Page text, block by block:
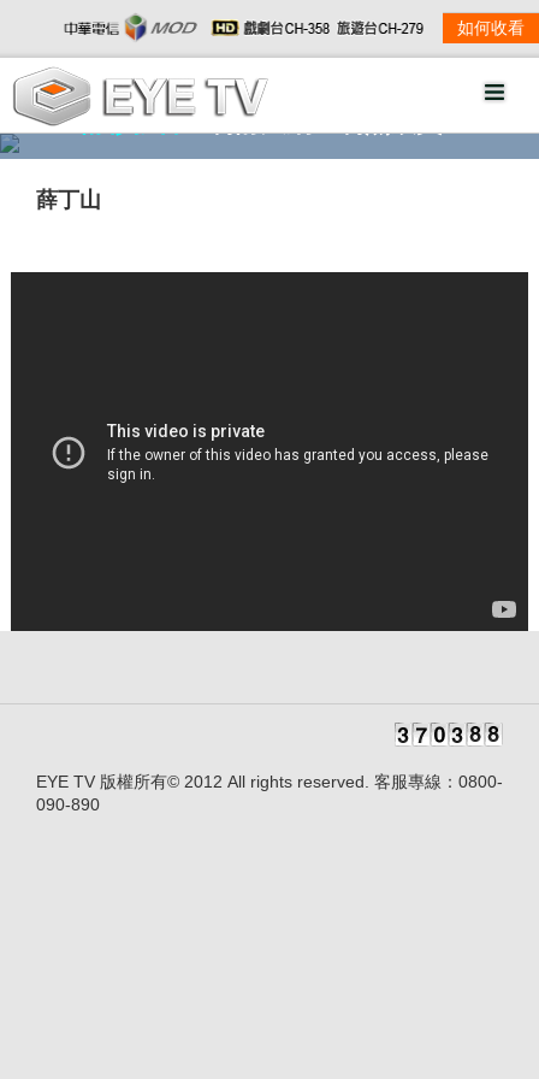
如何收看
精彩影音 劇情大綱
薛丁山
EYE TV 版權所有© 2012 All rights reserved. 客服專線：0800-
090-890